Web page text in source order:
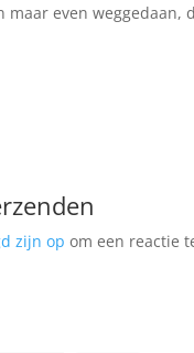
maar even weggedaan,
zijn op om een reactie